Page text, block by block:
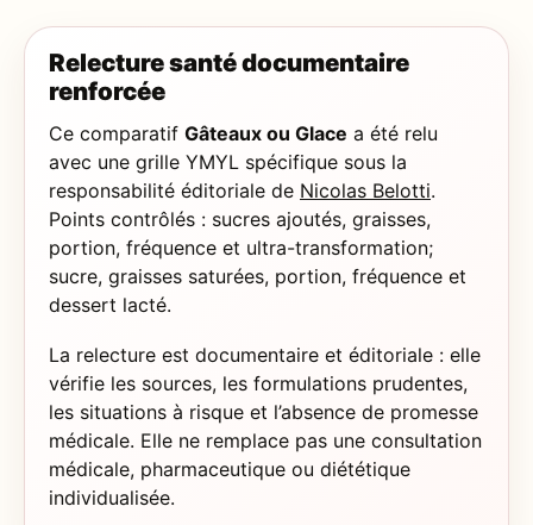
Relecture santé documentaire
renforcée
Ce comparatif Gâteaux ou Glace a été relu
avec une grille YMYL spécifique sous la
responsabilité éditoriale de Nicolas Belotti.
Points contrôlés : sucres ajoutés, graisses,
portion, fréquence et ultra-transformation;
sucre, graisses saturées, portion, fréquence et
dessert lacté.
La relecture est documentaire et éditoriale : elle
vérifie les sources, les formulations prudentes,
les situations à risque et l’absence de promesse
médicale. Elle ne remplace pas une consultation
médicale, pharmaceutique ou diététique
individualisée.